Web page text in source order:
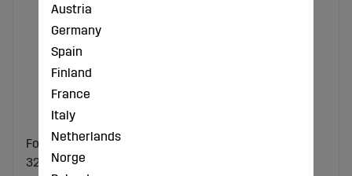
Forstærkningsfjeder,
32x10mm Amazone med
Austria
Germany
Spain
Finland
France
Italy
Netherlands
Norge